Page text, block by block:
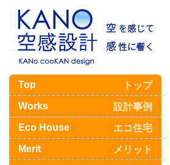
Top
トップ
Works
設計事例
Eco House
エコ住宅
Merit
メリット